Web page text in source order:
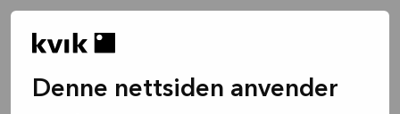
Denne nettsiden anvender